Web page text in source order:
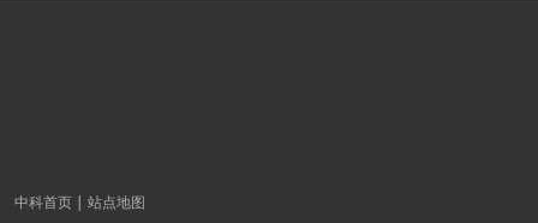
中科首页 站点地图